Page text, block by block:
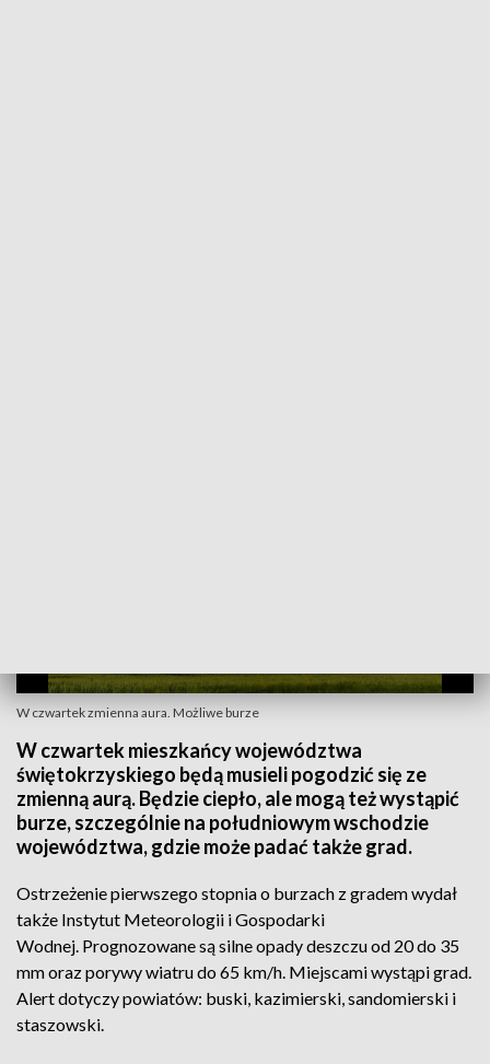
W czwartek zmienna aura. Możliwe burze
W czwartek mieszkańcy województwa
świętokrzyskiego będą musieli pogodzić się ze
zmienną aurą. Będzie ciepło, ale mogą też wystąpić
burze, szczególnie na południowym wschodzie
województwa, gdzie może padać także grad.
Ostrzeżenie pierwszego stopnia o burzach z gradem wydał
także Instytut Meteorologii i Gospodarki
Wodnej. Prognozowane są silne opady deszczu od 20 do 35
mm oraz porywy wiatru do 65 km/h. Miejscami wystąpi grad.
Alert dotyczy powiatów: buski, kazimierski, sandomierski i
staszowski.